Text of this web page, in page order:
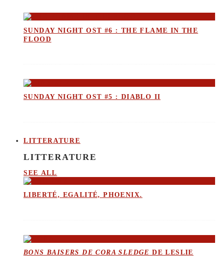
SUNDAY NIGHT OST #6 : THE FLAME IN THE
FLOOD
SUNDAY NIGHT OST #5 : DIABLO II
LITTERATURE
LITTERATURE
SEE ALL
LIBERTÉ, EGALITÉ, PHOENIX.
BONS BAISERS DE CORA SLEDGE DE LESLIE